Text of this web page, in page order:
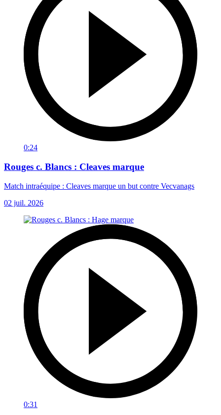
0:24
Rouges c. Blancs : Cleaves marque
Match intraéquipe : Cleaves marque un but contre Vecvanags
02 juil. 2026
0:31